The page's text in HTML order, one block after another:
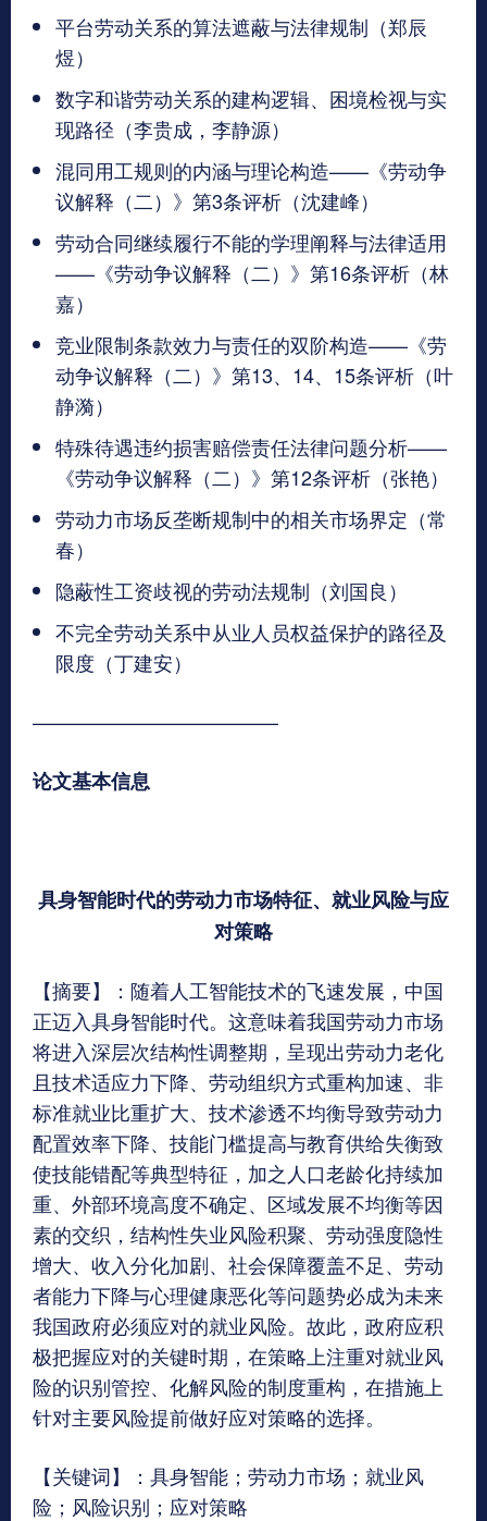
平台劳动关系的算法遮蔽与法律规制（郑辰
煜）
数字和谐劳动关系的建构逻辑、困境检视与实
现路径（李贵成，李静源）
混同用工规则的内涵与理论构造——《劳动争
议解释（二）》第3条评析（沈建峰）
劳动合同继续履行不能的学理阐释与法律适用
——《劳动争议解释（二）》第16条评析（林
嘉）
竞业限制条款效力与责任的双阶构造——《劳
动争议解释（二）》第13、14、15条评析（叶
静漪）
特殊待遇违约损害赔偿责任法律问题分析——
《劳动争议解释（二）》第12条评析（张艳）
劳动力市场反垄断规制中的相关市场界定（常
春）
隐蔽性工资歧视的劳动法规制（刘国良）
不完全劳动关系中从业人员权益保护的路径及
限度（丁建安）
————————————–
论文基本信息
具身智能时代的劳动力市场特征、就业风险与应
对策略
【摘要】：随着人工智能技术的飞速发展，中国
正迈入具身智能时代。这意味着我国劳动力市场
将进入深层次结构性调整期，呈现出劳动力老化
且技术适应力下降、劳动组织方式重构加速、非
标准就业比重扩大、技术渗透不均衡导致劳动力
配置效率下降、技能门槛提高与教育供给失衡致
使技能错配等典型特征，加之人口老龄化持续加
重、外部环境高度不确定、区域发展不均衡等因
素的交织，结构性失业风险积聚、劳动强度隐性
增大、收入分化加剧、社会保障覆盖不足、劳动
者能力下降与心理健康恶化等问题势必成为未来
我国政府必须应对的就业风险。故此，政府应积
极把握应对的关键时期，在策略上注重对就业风
险的识别管控、化解风险的制度重构，在措施上
针对主要风险提前做好应对策略的选择。
【关键词】：具身智能；劳动力市场；就业风
险；风险识别；应对策略